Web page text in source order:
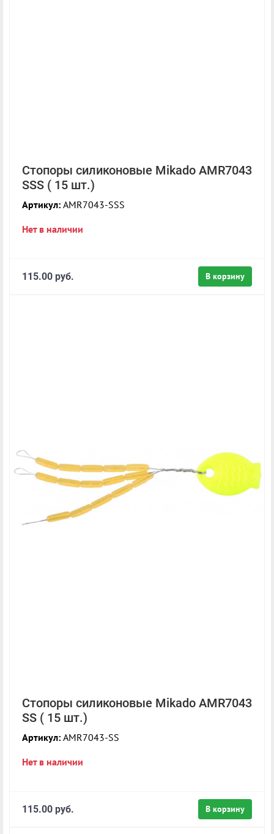
Стопоры силиконовые Mikado AMR7043
SSS ( 15 шт.)
Артикул: AMR7043-SSS
Нет в наличии
В корзину
115.00 руб.
Стопоры силиконовые Mikado AMR7043
SS ( 15 шт.)
Артикул: AMR7043-SS
Нет в наличии
В корзину
115.00 руб.